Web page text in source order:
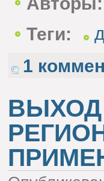
Теги:
1